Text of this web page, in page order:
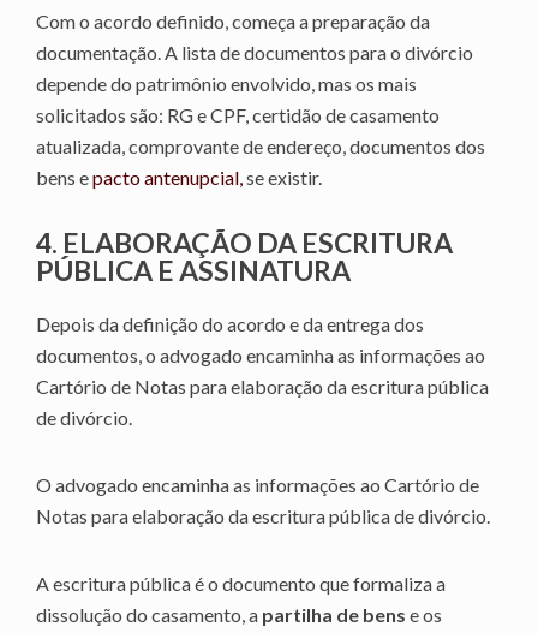
Com o acordo definido, começa a preparação da
documentação. A lista de documentos para o divórcio
depende do patrimônio envolvido, mas os mais
solicitados são: RG e CPF, certidão de casamento
atualizada, comprovante de endereço, documentos dos
bens epacto antenupcial,se existir.
4. ELABORAÇÃO DA ESCRITURA
PÚBLICA E ASSINATURA
Depois da definição do acordo e da entrega dos
documentos, o advogado encaminha as informações ao
Cartório de Notas para elaboração da escritura pública
de divórcio.
O advogado encaminha as informações ao Cartório de
Notas para elaboração da escritura pública de divórcio.
A escritura pública é o documento que formaliza a
dissolução do casamento, a partilha de bens e os